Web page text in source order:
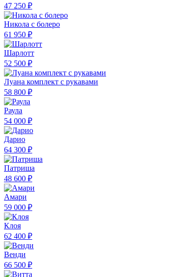
47 250 ₽
Никола с болеро
61 950 ₽
Шарлотт
52 500 ₽
Луана комплект с рукавами
58 800 ₽
Раула
54 000 ₽
Дарио
64 300 ₽
Патриша
48 600 ₽
Амари
59 000 ₽
Клоя
62 400 ₽
Венди
66 500 ₽